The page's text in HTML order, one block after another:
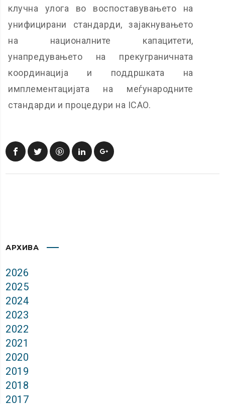
клучна улога во воспоставувањето на
унифицирани стандарди, зајакнувањето
на националните капацитети,
унапредувањето на прекуграничната
координација и поддршката на
имплементацијата на меѓународните
стандарди и процедури на ICAO.
АРХИВА
2026
2025
2024
2023
2022
2021
2020
2019
2018
2017